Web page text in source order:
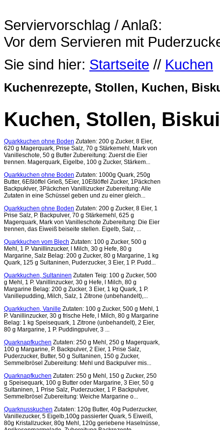
Serviervorschlag / Anlaß:
Vor dem Servieren mit
Sie sind hier: Startseite // Kuchen
Kuchenrezepte, Stollen, Kuchen,
Kuchen, Stollen,
Quarkkuchen ohne Boden Zutaten: 200 g Zucker, 8 Eier,
620 g Magerquark, Prise Salz, 70 g Stärkemehl, Mark von
Vanilleschote, 50 g Butter Zubereitung: Zuerst die Eier
trennen. Magerquark, Eigelbe, 100 g Zucker, Stärkem...
Quarkkuchen ohne Boden Zutaten: 1000g Quark, 250g
Butter, 6Eßlöffel Grieß, 5Eier, 10Eßlöffel Zucker, 1Päckchen
Backpuklver, 3Päckchen Vanillizucker Zubereitung: Alle
Zutaten in eine Schüssel geben und zu einer gleich...
Quarkkuchen ohne Boden Zutaten: 200 g Zucker, 8 Eier, 1
Prise Salz, P. Backpulver, 70 g Stärkemehl, 625 g
Magerquark, Mark von Vanilleschote Zubereitung: Die Eier
trennen, das Eiweiß beiseite stellen. Eigelb, Salz, ...
Quarkkuchen vom Blech Zutaten: 100 g Zucker, 500 g
Mehl, 1 P. Vanillinzucker, l Milch, 30 g Hefe, 80 g
Margarine, Salz Belag: 200 g Zucker, 80 g Margarine, 1 kg
Quark, 125 g Sultaninen, Puderzucker, 3 Eier, 1 P. Pudd...
Quarkkuchen, Sultaninen Zutaten Teig: 100 g Zucker, 500
g Mehl, 1 P. Vanillinzucker, 30 g Hefe, l Milch, 80 g
Margarine Belag: 200 g Zucker, 3 Eier, 1 kg Quark, 1 P.
Vanillepudding, Milch, Salz, 1 Zitrone (unbehandelt),...
Quarkkuchen, Vanille Zutaten: 100 g Zucker, 500 g Mehl, 1
P. Vanillinzucker, 30 g frische Hefe, l Milch, 80 g Margarine
Belag: 1 kg Speisequark, 1 Zitrone (unbehandelt), 2 Eier,
80 g Margarine, 1 P. Puddingpulver, 3 ...
Quarknapfkuchen Zutaten: 250 g Mehl, 250 g Magerquark,
100 g Margarine, P. Backpulver, 2 Eier, 1 Prise Salz,
Puderzucker, Butter, 50 g Sultaninen, 150 g Zucker,
Semmelbrösel Zubereitung: Mehl und Backpulver mis...
Quarknapfkuchen Zutaten: 250 g Mehl, 150 g Zucker, 250
g Speisequark, 100 g Butter oder Margarine, 3 Eier, 50 g
Sultaninen, 1 Prise Salz, Puderzucker, 1 P. Backpulver,
Semmelbrösel Zubereitung: Weiche Margarine o...
Quarknusskuchen Zutaten: 120g Butter, 40g Puderzucker,
Vanillezucker, 5 Eigelb,100g passierter Quark, 5 Eiweiß,
80g Kristallzucker, 80g Mehl, 120g geriebene Haselnüsse,